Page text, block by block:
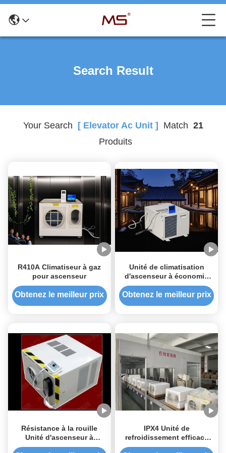
Search Result
Your Search [ Elevator Ac Unit ] Match 21
Produits
R410A Climatiseur à gaz
pour ascenseur
Obtenez le meilleur prix
Unité de climatisation
d'ascenseur à économie
d'espace
Obtenez le meilleur prix
Résistance à la rouille
Unité d'ascenseur à
courant alternatif économe
IPX4 Unité de
refroidissement efficace
pour un centre commercial